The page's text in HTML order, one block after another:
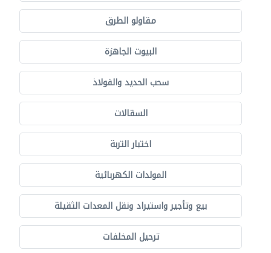
مقاولو الطرق
البيوت الجاهزة
سحب الحديد والفولاذ
السقالات
اختبار التربة
المولدات الكهربائية
بيع وتأجير واستيراد ونقل المعدات الثقيلة
ترحيل المخلفات